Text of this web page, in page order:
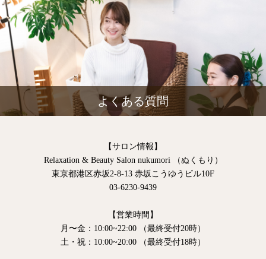
よくある質問
【サロン情報】
Relaxation & Beauty Salon nukumori （ぬくもり）
東京都港区赤坂2-8-13 赤坂こうゆうビル10F
03-6230-9439
【営業時間】
月〜金：10:00~22:00 （最終受付20時）
土・祝：10:00~20:00 （最終受付18時）